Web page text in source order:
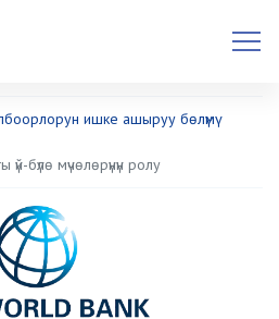
ишке ашыруу бөлүмү
бүлө мүчөлөрүнүн ролу